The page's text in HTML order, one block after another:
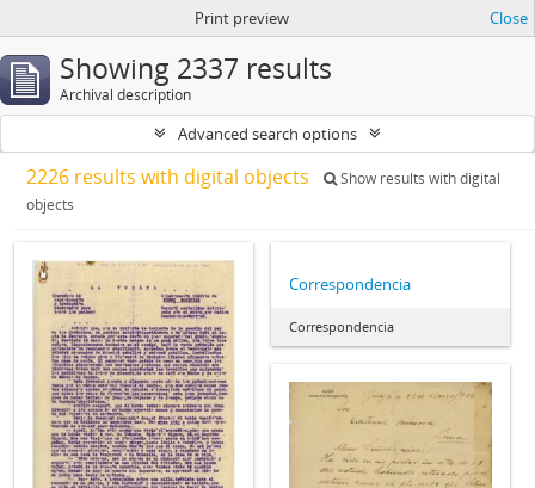
Print preview Close
Showing 2337 results
Archival description
Advanced search options
2226 results with digital objects
Show results with digital
objects
Correspondencia
Correspondencia